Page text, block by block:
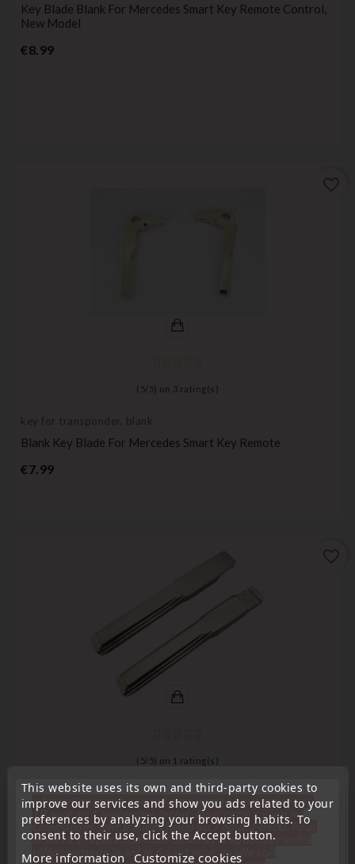
Key Blade Blank For Mercedes Smart Key Remote Control,
New Model
€8.99Price
( 5/ 5) on 3 rating(s)
key for transponder, blank
Blank Key Blade For Mercedes Smart Key Remote
€7.99Price
( 5/ 5) on 1 rating(s)
key for transponder, blank
Blank Key Blade Insert Compatible With Mercedes HU64
W163 W168
€4.59 Price
This website uses its own and third-party cookies to
improve our services and show you ads related to your
preferences by analyzing your browsing habits. To
consent to their use, click the Accept button.
More information Customize cookies
« Attention, notre société sera fermée pour congés du
10 aout au 1 septembre inclus. Pour cette raison les
commandes sont traitées jusqu'au 7 aout 14H00. Pour
le service réparation nous devons réceptionner votre
télécommande avant le 6 aout pour qu'elle soit